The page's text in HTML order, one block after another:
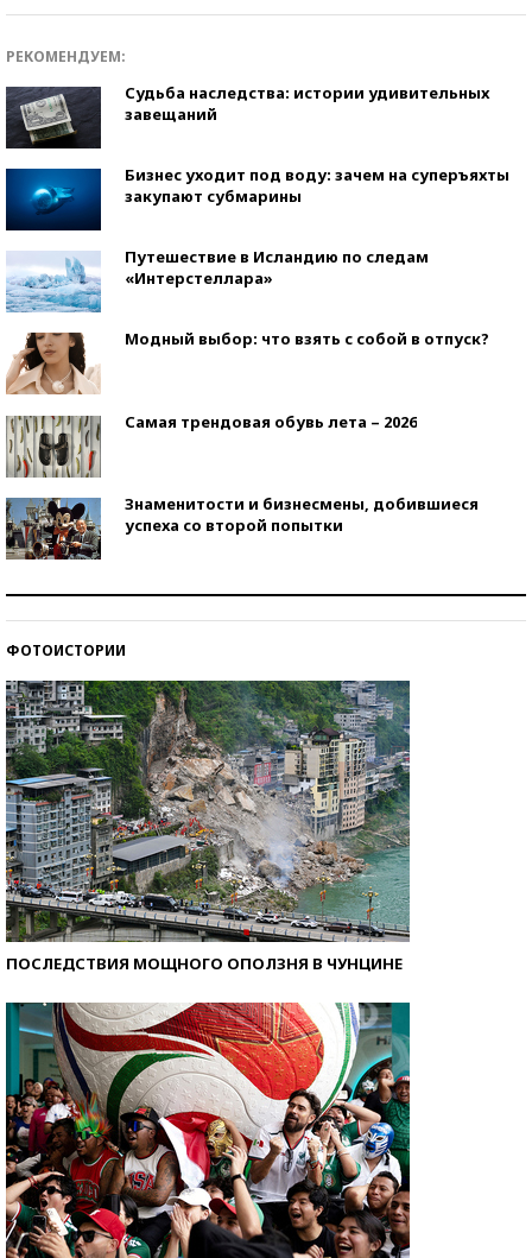
РЕКОМЕНДУЕМ:
Судьба наследства: истории удивительных
завещаний
Бизнес уходит под воду: зачем на суперъяхты
закупают субмарины
Путешествие в Исландию по следам
«Интерстеллара»
Модный выбор: что взять с собой в отпуск?
Самая трендовая обувь лета – 2026
Знаменитости и бизнесмены, добившиеся
успеха со второй попытки
ФОТОИСТОРИИ
ПОСЛЕДСТВИЯ МОЩНОГО ОПОЛЗНЯ В ЧУНЦИНЕ